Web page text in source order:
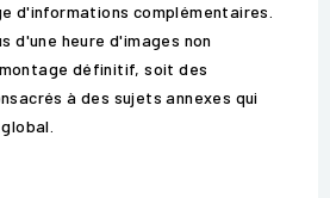
d'informations complémentaires.
d'une heure d'images non
définitif, soit des
à des sujets annexes qui